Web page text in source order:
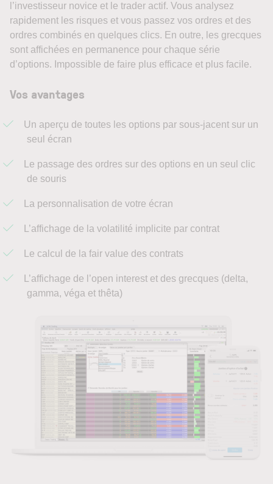
l’investisseur novice et le trader actif. Vous analysez
rapidement les risques et vous passez vos ordres et des
ordres combinés en quelques clics. En outre, les grecques
sont affichées en permanence pour chaque série
d’options. Impossible de faire plus efficace et plus facile.
Vos avantages
Un aperçu de toutes les options par sous-jacent sur un
seul écran
Le passage des ordres sur des options en un seul clic
de souris
La personnalisation de votre écran
L’affichage de la volatilité implicite par contrat
Le calcul de la fair value des contrats
L’affichage de l’open interest et des grecques (delta,
gamma, véga et thêta)